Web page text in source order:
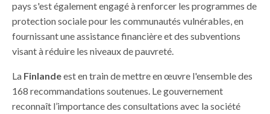
pays s'est également engagé à renforcer les programmes de
protection sociale pour les communautés vulnérables, en
fournissant une assistance financière et des subventions
visant à réduire les niveaux de pauvreté.
La Finlandeest en train de mettre en œuvre l'ensemble des
168 recommandations soutenues. Le gouvernement
reconnaît l’importance des consultations avec la société